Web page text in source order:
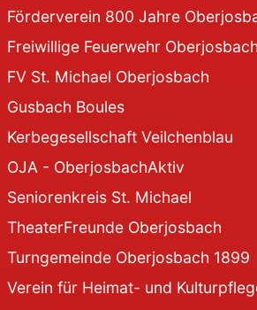
Förderverein 800 Jahre
Freiwillige Feuerwehr Oberjosbach
FV St. Michael Oberjosbach
Gusbach Boules
Kerbegesellschaft Veilchenblau
OJA - OberjosbachAktiv
Seniorenkreis St. Michael
TheaterFreunde Oberjosbach
Turngemeinde Oberjosbach 1899
Verein für Heimat- und